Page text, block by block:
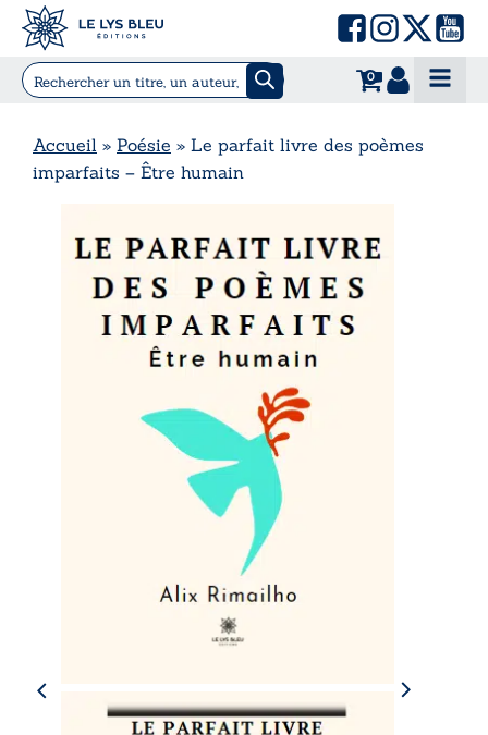
0
Accueil » Poésie » Le parfait livre des poèmes
imparfaits – Être humain